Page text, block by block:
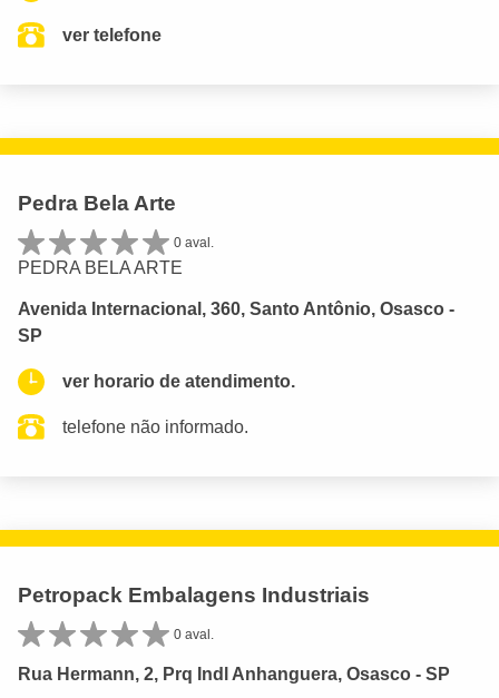
ver telefone
Pedra Bela Arte
0 aval.
PEDRA BELA ARTE
Avenida Internacional, 360, Santo Antônio, Osasco -
SP
ver horario de atendimento.
telefone não informado.
Petropack Embalagens Industriais
0 aval.
Rua Hermann, 2, Prq Indl Anhanguera, Osasco - SP